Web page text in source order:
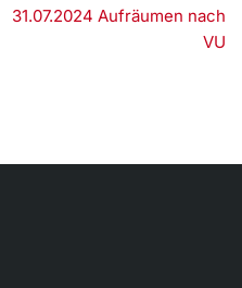
31.07.2024 Aufräumen nach
VU